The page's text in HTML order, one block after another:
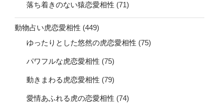
落ち着きのない猿恋愛相性 (71)
動物占い虎恋愛相性 (449)
ゆったりとした悠然の虎恋愛相性 (75)
パワフルな虎恋愛相性 (75)
動きまわる虎恋愛相性 (79)
愛情あふれる虎の恋愛相性 (74)